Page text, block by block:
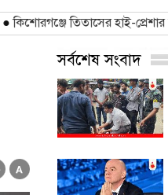
তিতাসের হাই-প্রেশার লাইনে
সর্বশেষ সংবাদ